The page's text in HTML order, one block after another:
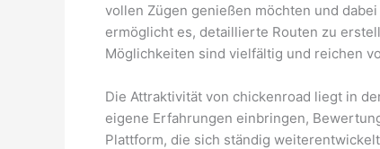
vollen Zügen genießen möchten und
ermöglicht es, detaillierte Routen zu
Möglichkeiten sind vielfältig und reichen
Die Attraktivität von chickenroad liegt in
eigene Erfahrungen einbringen,
Plattform, die sich ständig